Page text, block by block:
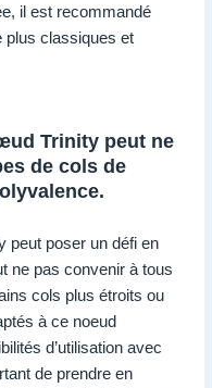
il est recommandé
plus classiques et
Trinity peut ne
de cols de
peut poser un défi en
ne pas convenir à tous
cols plus étroits ou
à ce noeud
d’utilisation avec
de prendre en